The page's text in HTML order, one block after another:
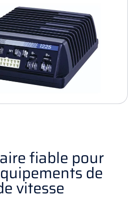
fiable pour
de
vitesse